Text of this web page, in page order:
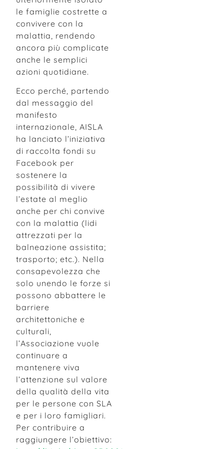
le famiglie costrette a
convivere con la
malattia, rendendo
ancora più complicate
anche le semplici
azioni quotidiane.
Ecco perché, partendo
dal messaggio del
manifesto
internazionale, AISLA
ha lanciato l’iniziativa
di raccolta fondi su
Facebook per
sostenere la
possibilità di vivere
l’estate al meglio
anche per chi convive
con la malattia (lidi
attrezzati per la
balneazione assistita;
trasporto; etc.). Nella
consapevolezza che
solo unendo le forze si
possono abbattere le
barriere
architettoniche e
culturali,
l’Associazione vuole
continuare a
mantenere viva
l’attenzione sul valore
della qualità della vita
per le persone con SLA
e per i loro famigliari.
Per contribuire a
raggiungere l’obiettivo: